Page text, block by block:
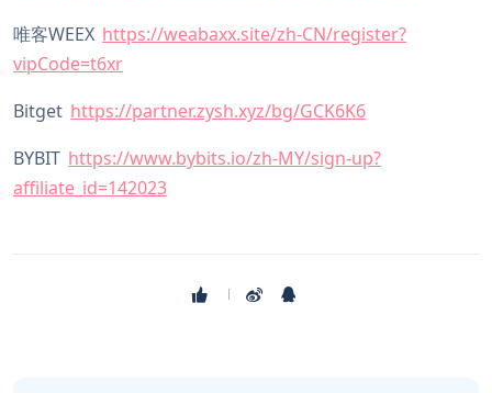
唯客WEEX https://weabaxx.site/zh-CN/register?
vipCode=t6xr
Bitget https://partner.zysh.xyz/bg/GCK6K6
BYBIT https://www.bybits.io/zh-MY/sign-up?
affiliate_id=142023